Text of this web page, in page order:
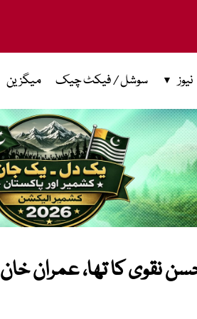
نیوز سوشل / فیکٹ چیک میگزین
نقوی کا تھا، عمران خان